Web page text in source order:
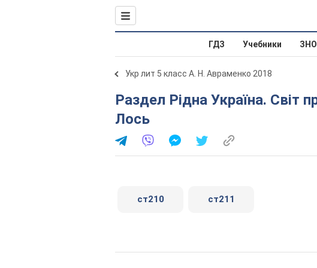
ГДЗ Учебники ЗНО
Укр лит 5 класс А. Н. Авраменко 2018
Раздел Рідна Україна. Світ природи. Євген Гуцало.
Лось
ст210 ст211